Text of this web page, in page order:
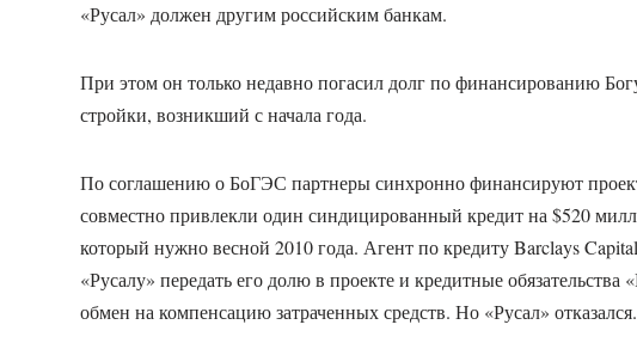
«Русал» должен другим российским банкам.
При этом он только недавно погасил долг по финансированию
стройки, возникший с начала года.
По соглашению о БоГЭС партнеры синхронно финансируют
совместно привлекли один синдицированный кредит на $520
который нужно весной 2010 года. Агент по кредиту Barclays
«Русалу» передать его долю в проекте и кредитные обязательства
обмен на компенсацию затраченных средств. Но «Русал» отказался.